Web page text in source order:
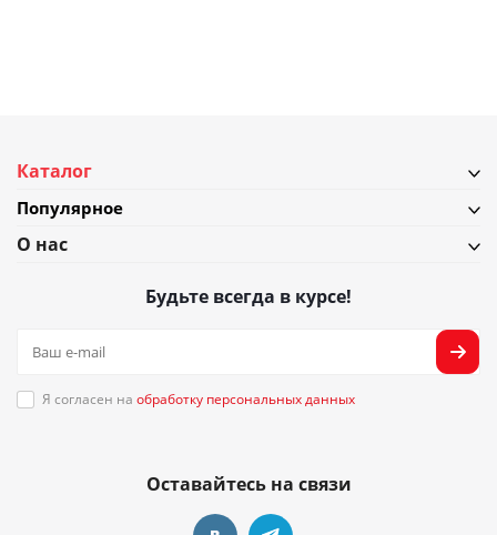
Каталог
Популярное
О нас
Будьте всегда в курсе!
Я согласен на обработку персональных данных
Оставайтесь на связи